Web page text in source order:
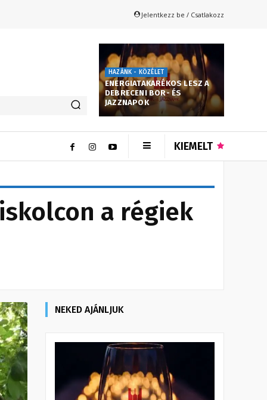
Jelentkezz be / Csatlakozz
HAZÁNK - KÖZÉLET
ENERGIATAKARÉKOS LESZ A
DEBRECENI BOR- ÉS
JAZZNAPOK
KIEMELT
a régiek
NEKED AJÁNLJUK